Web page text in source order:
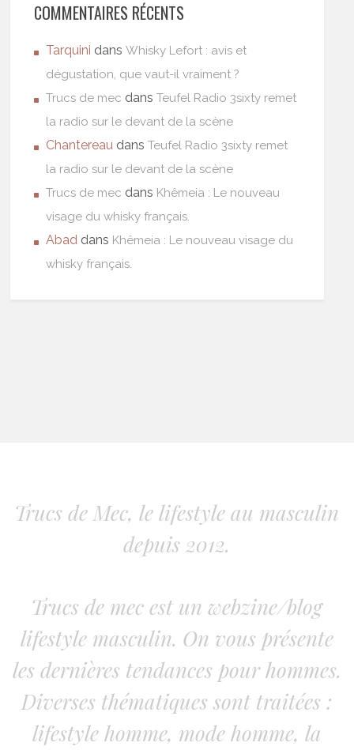
COMMENTAIRES RÉCENTS
Tarquini dansWhisky Lefort : avis et
dégustation, que vaut-il vraiment ?
Trucs de mec dansTeufel Radio 3sixty remet
la radio sur le devant de la scène
Chantereau dansTeufel Radio 3sixty remet
la radio sur le devant de la scène
Trucs de mec dans Khêmeia : Le nouveau
visage du whisky français.
Abad dans Khêmeia : Le nouveau visage du
whisky français.
Trucs de Mec, le lifestyle au masculin
depuis 2012.
Trucs de mec est un webzine/blog
lifestyle masculin. On vous présente
les dernières tendances pour hommes.
Diverses thématiques sont traitées :
lifestyle homme, mode homme, la